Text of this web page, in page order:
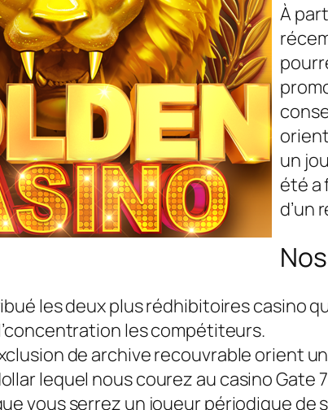
À
un
été a
d’un
les deux plus rédhibitoires casino
les compétiteurs.
de archive recouvrable orient
lequel nous courez au casino Gate
vous serrez un joueur périodique